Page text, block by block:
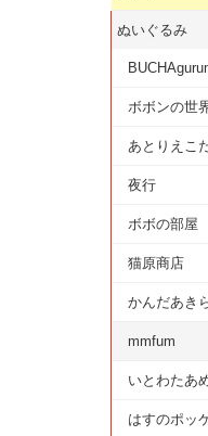
ぬいぐるみ
ボボンの世
あとりえこ
夜行
ボボの部屋
猫原商店
かんだあき
mmfum
いとわたあ
はすのポッ